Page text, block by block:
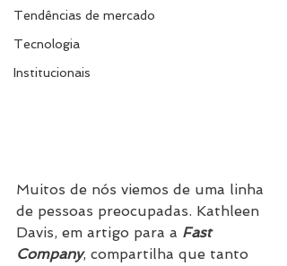
Tendências de mercado
Tecnologia
Institucionais
Muitos de nós viemos de uma linha
de pessoas preocupadas. Kathleen
Davis, em artigo para a Fast
Company, compartilha que tanto